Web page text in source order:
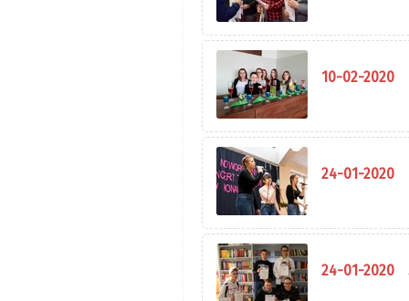
10-02-2020
24-01-2020
24-01-2020